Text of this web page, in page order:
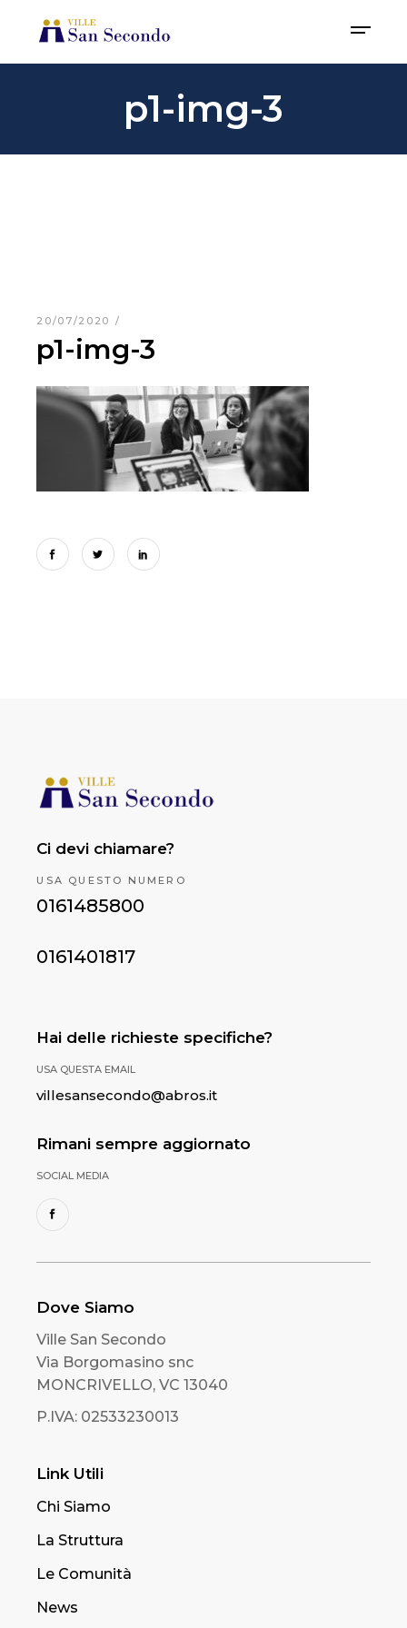
p1-img-3
20/07/2020
p1-img-3
Ci devi chiamare?
USA QUESTO NUMERO
0161485800
0161401817
Hai delle richieste specifiche?
USA QUESTA EMAIL
villesansecondo@abros.it
Rimani sempre aggiornato
SOCIAL MEDIA
Dove Siamo
Ville San Secondo
Via Borgomasino snc
MONCRIVELLO, VC 13040
P.IVA: 02533230013
Link Utili
Chi Siamo
La Struttura
Le Comunità
News